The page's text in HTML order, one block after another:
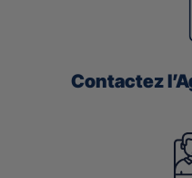
Contactez